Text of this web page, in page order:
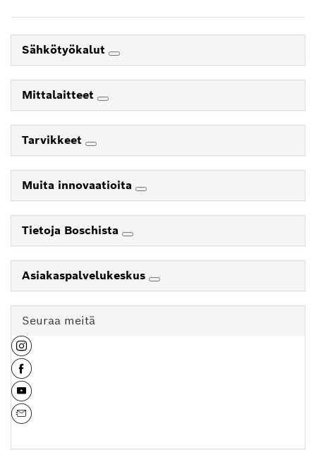
Sähkötyökalut
Mittalaitteet
Tarvikkeet
Muita innovaatioita
Tietoja Boschista
Asiakaspalvelukeskus
Seuraa meitä